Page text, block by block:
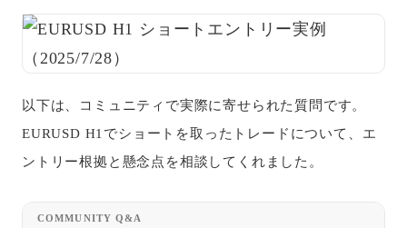
以下は、コミュニティで実際に寄せられた質問です。
EURUSD H1でショートを取ったトレードについて、エ
ントリー根拠と懸念点を相談してくれました。
COMMUNITY Q&A